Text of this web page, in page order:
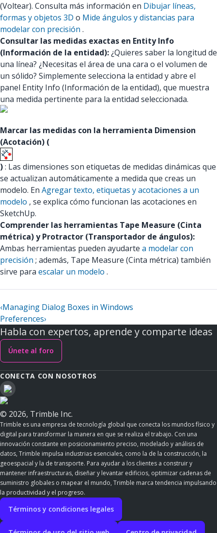
(Voltear). Consulta más información en Dibujar líneas,
formas y objetos 3D o Mide ángulos y distancias para
modelar con precisión .
Consultar las medidas exactas en Entity Info
(Información de la entidad):¿Quieres saber la longitud de
una línea? ¿Necesitas el área de una cara o el volumen de
un sólido? Simplemente selecciona la entidad y abre el
panel Entity Info (Información de la entidad), que muestra
una medida pertinente para la entidad seleccionada.
Marcar las medidas con la herramienta Dimension
(Acotación) (
): Las dimensiones son etiquetas de medidas dinámicas que
se actualizan automáticamente a medida que creas un
modelo. En Agregar texto, etiquetas y acotaciones a un
modelo , se explica cómo funcionan las acotaciones en
SketchUp.
Comprender las herramientas Tape Measure (Cinta
métrica) y Protractor (Transportador de ángulos):
Ambas herramientas pueden ayudarte a modelar con
precisión ; además, Tape Measure (Cinta métrica) también
sirve para escalar un modelo .
‹Managing Dialog Boxes in Windows
Preferences›
Habla con expertos, aprende y comparte ideas
Únete al foro
CONECTA CON NOSOTROS
© 2026, Trimble Inc.
Trimble es una empresa de tecnología global que conecta los mundos físico y
digital para transformar la manera en que se realiza el trabajo. Con una
innovación constante en posicionamiento preciso, modelado y análisis de
datos, Trimble impulsa industrias esenciales, como la de la construcción, la
geoespacial y la de transporte. Para ayudar a los clientes a construir y
mantener infraestructuras, diseñar y levantar edificios, optimizar cadenas de
suministro globales o mapear el mundo, Trimble marca tendencia impulsando
la productividad y el progreso.
Términos y condiciones legales